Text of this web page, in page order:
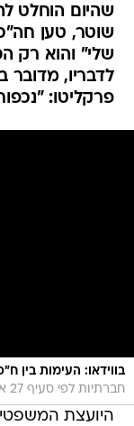
שהיום הוחלט
שוטר, טען
שלי" והוא רק
לדבריו,
פרקליטו:
בווידאו: העימות בין
חברתיות לפי סעיף 27 א לחוק זכויות יוצרים
היועצת